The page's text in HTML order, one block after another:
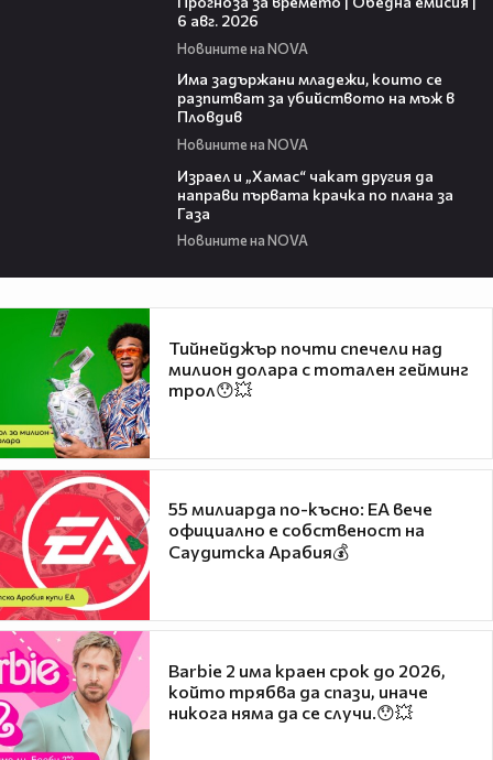
6 авг. 2026
Новините на NOVA
Има задържани младежи, които се
разпитват за убийството на мъж в
Пловдив
Новините на NOVA
Израел и „Хамас“ чакат другия да
направи първата крачка по плана за
Газа
Новините на NOVA
Тийнейджър почти спечели над
милион долара с тотален гейминг
трол😯💥
55 милиарда по-късно: EA вече
официално е собственост на
Саудитска Арабия💰
Barbie 2 има краен срок до 2026,
който трябва да спази, иначе
никога няма да се случи.😯💥